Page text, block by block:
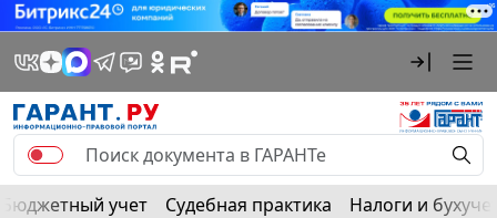
Бюджетный учет Судебная практика Налоги и